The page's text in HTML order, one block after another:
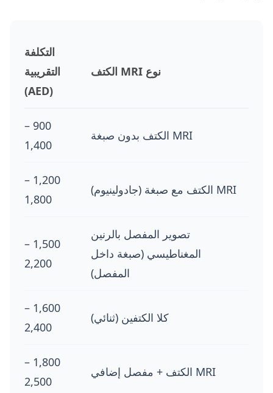
نوع MRI الكتف
التكلفة
التقريبية
(AED)
MRI الكتف بدون صبغة
900 –
1,400
MRI الكتف مع صبغة (جادولينيوم)
1,200 –
1,800
تصوير المفصل بالرنين
المغناطيسي (صبغة داخل
المفصل)
1,500 –
2,200
كلا الكتفين (ثنائي)
1,600 –
2,400
MRI الكتف + مفصل إضافي
1,800 –
2,500